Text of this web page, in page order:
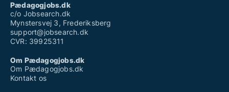
Pædagogjobs.dk
c/o Jobsearch.dk
Mynstersvej 3, Frederiksberg
support@jobsearch.dk
CVR: 39925311
Om Pædagogjobs.dk
Om Pædagogjobs.dk
Kontakt os